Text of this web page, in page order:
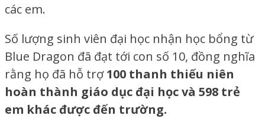
các em.
Số lượng sinh viên đại học nhận học bổng từ
Blue Dragon đã đạt tới con số 10, đồng nghĩa
rằng họ đã hỗ trợ100 thanh thiếu niên
hoàn thành giáo dục đại học và 598 trẻ
em khác được đến trường.